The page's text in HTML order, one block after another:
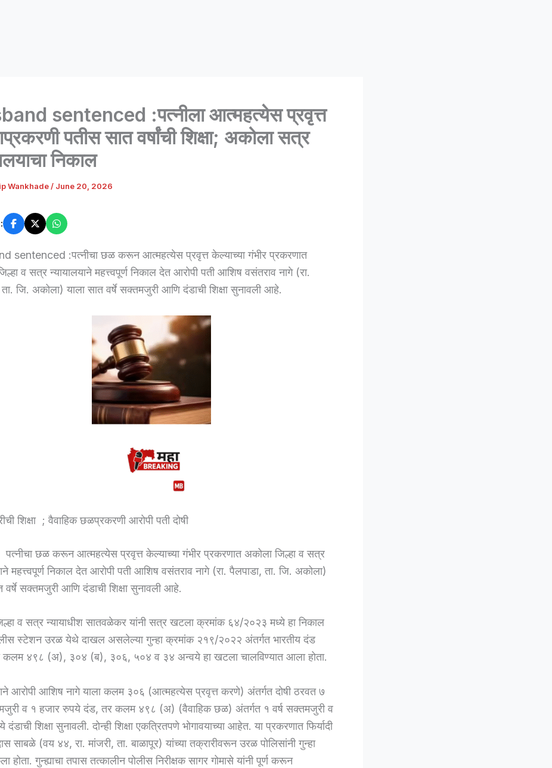
sentenced :पत्नीला आत्महत्येस प्रवृत्त
पतीस सात वर्षांची शिक्षा; अकोला सत्र
निकाल
Wankhade / June 20, 2026
sentenced :पत्नीचा छळ करून आत्महत्येस प्रवृत्त केल्याच्या गंभीर प्रकरणात
व सत्र न्यायालयाने महत्त्वपूर्ण निकाल देत आरोपी पती आशिष वसंतराव नागे (रा.
जि. अकोला) याला सात वर्षे सक्तमजुरी आणि दंडाची शिक्षा सुनावली आहे.
शिक्षा ; वैवाहिक छळप्रकरणी आरोपी पती दोषी
पत्नीचा छळ करून आत्महत्येस प्रवृत्त केल्याच्या गंभीर प्रकरणात अकोला जिल्हा व सत्र
महत्त्वपूर्ण निकाल देत आरोपी पती आशिष वसंतराव नागे (रा. पैलपाडा, ता. जि. अकोला)
वर्षे सक्तमजुरी आणि दंडाची शिक्षा सुनावली आहे.
व सत्र न्यायाधीश सातवळेकर यांनी सत्र खटला क्रमांक ६४/२०२३ मध्ये हा निकाल
स्टेशन उरळ येथे दाखल असलेल्या गुन्हा क्रमांक २१९/२०२२ अंतर्गत भारतीय दंड
कलम ४९८ (अ), ३०४ (ब), ३०६, ५०४ व ३४ अन्वये हा खटला चालविण्यात आला होता.
आरोपी आशिष नागे याला कलम ३०६ (आत्महत्येस प्रवृत्त करणे) अंतर्गत दोषी ठरवत ७
व १ हजार रुपये दंड, तर कलम ४९८ (अ) (वैवाहिक छळ) अंतर्गत १ वर्ष सक्तमजुरी व
शिक्षा सुनावली. दोन्ही शिक्षा एकत्रितपणे भोगावयाच्या आहेत. या प्रकरणात फिर्यादी
साबळे (वय ४४, रा. मांजरी, ता. बाळापूर) यांच्या तक्रारीवरून उरळ पोलिसांनी गुन्हा
होता. गुन्ह्याचा तपास तत्कालीन पोलीस निरीक्षक सागर गोमासे यांनी पूर्ण करून